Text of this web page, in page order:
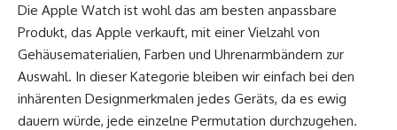
Die Apple Watch ist wohl das am besten anpassbare
Produkt, das Apple verkauft, mit einer Vielzahl von
Gehäusematerialien, Farben und Uhrenarmbändern zur
Auswahl. In dieser Kategorie bleiben wir einfach bei den
inhärenten Designmerkmalen jedes Geräts, da es ewig
dauern würde, jede einzelne Permutation durchzugehen.